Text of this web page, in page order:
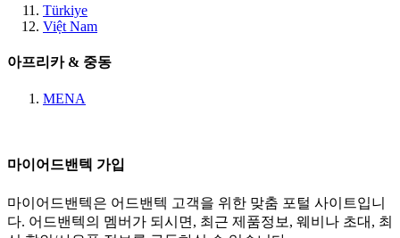
Türkiye
Việt Nam
아프리카 & 중동
MENA
마이어드밴텍 가입
마이어드밴텍은 어드밴텍 고객을 위한 맞춤 포털 사이트입니
다. 어드밴텍의 멤버가 되시면, 최근 제품정보, 웨비나 초대, 최